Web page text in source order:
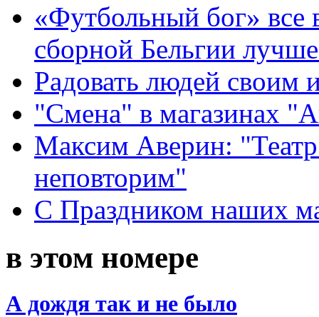
«Футбольный бог» все
сборной Бельгии
Радовать людей своим
"Смена" в магазинах
Максим Аверин:
неповторим"
С Праздником наших
в этом номере
А дождя так и не было